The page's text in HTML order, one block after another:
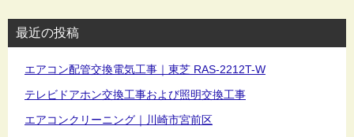
最近の投稿
エアコン配管交換電気工事｜東芝 RAS-2212T-W
テレビドアホン交換工事および照明交換工事
エアコンクリーニング｜川崎市宮前区